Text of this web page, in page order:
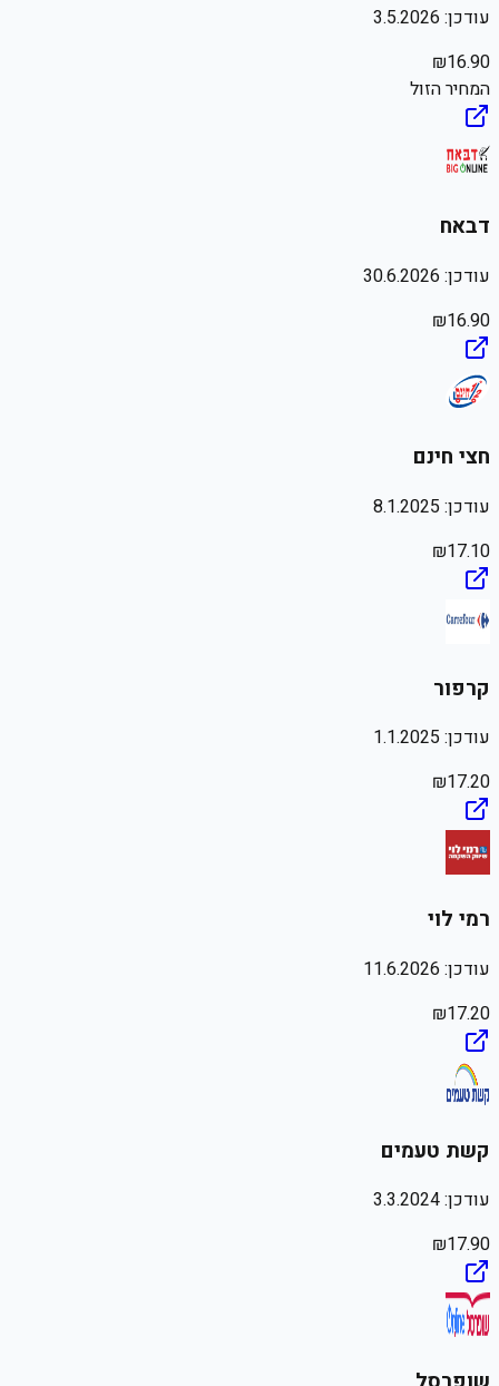
עודכן: 3.5.2026
₪16.90
המחיר הזול
דבאח
עודכן: 30.6.2026
₪16.90
חצי חינם
עודכן: 8.1.2025
₪17.10
קרפור
עודכן: 1.1.2025
₪17.20
רמי לוי
עודכן: 11.6.2026
₪17.20
קשת טעמים
עודכן:3.3.2024
₪17.90